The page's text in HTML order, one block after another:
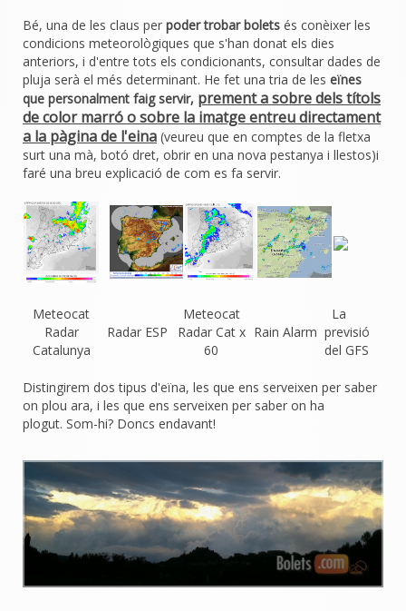
Bé, una de les claus per poder trobar bolets és conèixer les
condicions meteorològiques que s'han donat els dies
anteriors, i d'entre tots els condicionants, consultar dades de
pluja serà el més determinant. He fet una tria de les eïnes
que personalment faig servir, prement a sobre dels títols
de color marró o sobre la imatge entreu directament
a la pàgina de l'eina (veureu que en comptes de la fletxa
surt una mà, botó dret, obrir en una nova pestanya i llestos)i
faré una breu explicació de com es fa servir.
Meteocat
Radar
Catalunya
Radar ESP
Meteocat
Radar Cat x
60
Rain Alarm
La
previsió
del GFS
Distingirem dos tipus d'eïna, les que ens serveixen per saber
on plou ara, i les que ens serveixen per saber on ha
plogut. Som-hi? Doncs endavant!